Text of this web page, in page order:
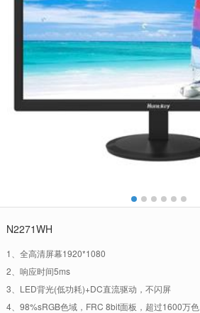
N2271WH
1、全高清屏幕1920*1080
2、响应时间5ms
3、LED背光(低功耗)+DC直流驱动，不闪屏
4、98%sRGB色域，FRC 8bit面板，超过1600万色